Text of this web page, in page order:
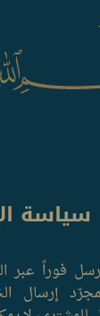
سياسة
فوراً عبر
إرسال